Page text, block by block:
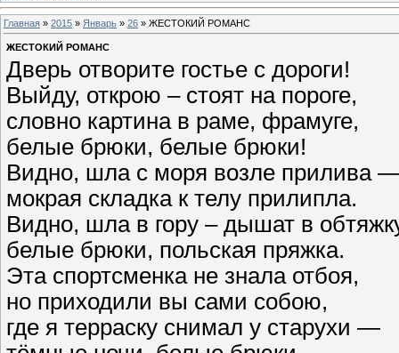
Главная » 2015 » Январь » 26 » ЖЕСТОКИЙ РОМАНС
ЖЕСТОКИЙ РОМАНС
Дверь отворите гостье с дороги!
Выйду, открою – стоят на пороге,
словно картина в раме, фрамуге,
белые брюки, белые брюки!
Видно, шла с моря возле прилива
мокрая складка к телу прилипла.
Видно, шла в гору – дышат в
белые брюки, польская пряжка.
Эта спортсменка не знала отбоя,
но приходили вы сами собою,
где я терраску снимал у старухи —